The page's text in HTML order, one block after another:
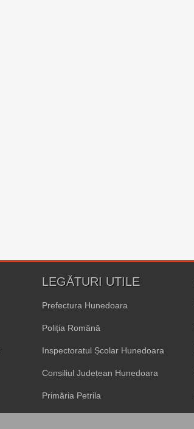
LEGĂTURI UTILE
Prefectura Hunedoara
Poliția Română
Inspectoratul Școlar Hunedoara
Consiliul Județean Hunedoara
Primăria Petrila